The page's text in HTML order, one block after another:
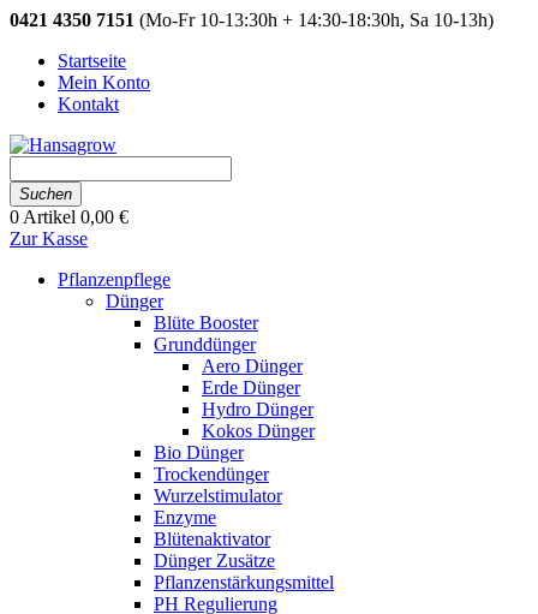
0421 4350 7151 (Mo-Fr 10-13:30h + 14:30-18:30h, Sa 10-13h)
Startseite
Mein Konto
Kontakt
Suchen
0 Artikel 0,00 €
Zur Kasse
Pflanzenpflege
Dünger
Blüte Booster
Grunddünger
Aero Dünger
Erde Dünger
Hydro Dünger
Kokos Dünger
Bio Dünger
Trockendünger
Wurzelstimulator
Enzyme
Blütenaktivator
Dünger Zusätze
Pflanzenstärkungsmittel
PH Regulierung